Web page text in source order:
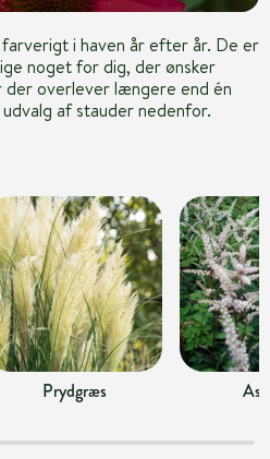
i haven år efter år. De er
noget for dig, der ønsker
der overlever længere end én
af stauder nedenfor.
Prydgræs